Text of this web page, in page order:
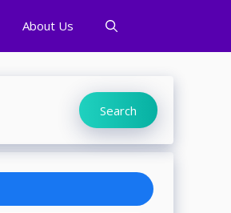
About Us
Search